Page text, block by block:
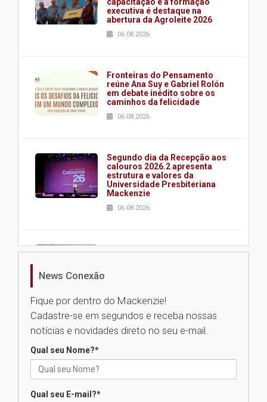
executiva é destaque na
abertura da Agroleite 2026
06.08.2026
Fronteiras do Pensamento
reúne Ana Suy e Gabriel Rolón
em debate inédito sobre os
caminhos da felicidade
06.08.2026
Segundo dia da Recepção aos
calouros 2026.2 apresenta
estrutura e valores da
Universidade Presbiteriana
Mackenzie
06.08.2026
Nova apresentação do Centro
Universidade Mackenzie
realizará nova edição da Feira
News Conexão
Fique por dentro do Mackenzie!
Cadastre-se em segundos e receba nossas
notícias e novidades direto no seu e-mail.
Qual seu Nome?*
Qual seu E-mail?*